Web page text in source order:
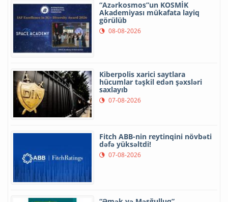
“Azərkosmos”un KOSMİK
Akademiyası mükafata layiq
görülüb
08-08-2026
Kiberpolis xarici saytlara
hücumlar təşkil edən şəxsləri
saxlayıb
07-08-2026
Fitch ABB-nin reytinqini növbəti
dəfə yüksəltdi!
07-08-2026